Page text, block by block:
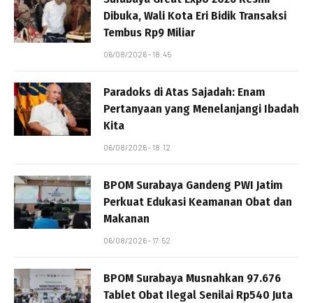
Dibuka, Wali Kota Eri Bidik Transaksi
Tembus Rp9 Miliar
06/08/2026 - 18:45
Paradoks di Atas Sajadah: Enam
Pertanyaan yang Menelanjangi Ibadah
Kita
06/08/2026 - 18:12
BPOM Surabaya Gandeng PWI Jatim
Perkuat Edukasi Keamanan Obat dan
Makanan
06/08/2026 - 17:52
BPOM Surabaya Musnahkan 97.676
Tablet Obat Ilegal Senilai Rp540 Juta